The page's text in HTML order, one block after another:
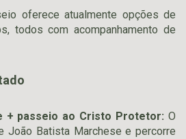
oferece atualmente opções de
todos com acompanhamento de
+ passeio ao Cristo Protetor: O
João Batista Marchese e percorre